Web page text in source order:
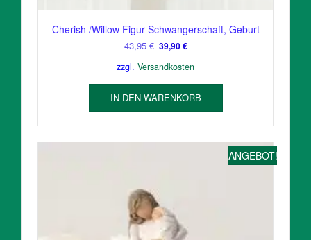
Cherish /Willow Figur Schwangerschaft, Geburt
43,95€ Ursprünglicher
war:
43,95 €
39,90€Aktueller
ist:
39,90 €.
zzgl. Versandkosten
IN DEN WARENKORB
ANGEBOT!